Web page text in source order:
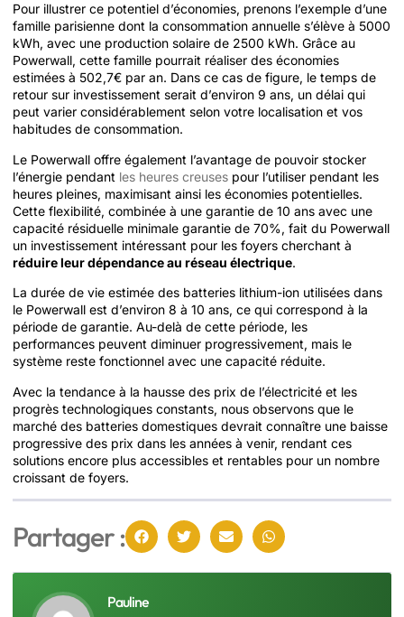
Pour illustrer ce potentiel d’économies, prenons l’exemple d’une
famille parisienne dont la consommation annuelle s’élève à 5000
kWh, avec une production solaire de 2500 kWh. Grâce au
Powerwall, cette famille pourrait réaliser des économies
estimées à 502,7€ par an. Dans ce cas de figure, le temps de
retour sur investissement serait d’environ 9 ans, un délai qui
peut varier considérablement selon votre localisation et vos
habitudes de consommation.
Le Powerwall offre également l’avantage de pouvoir stocker
l’énergie pendant les heures creuses pour l’utiliser pendant les
heures pleines, maximisant ainsi les économies potentielles.
Cette flexibilité, combinée à une garantie de 10 ans avec une
capacité résiduelle minimale garantie de 70%, fait du Powerwall
un investissement intéressant pour les foyers cherchant à
réduire leur dépendance au réseau électrique.
La durée de vie estimée des batteries lithium-ion utilisées dans
le Powerwall est d’environ 8 à 10 ans, ce qui correspond à la
période de garantie. Au-delà de cette période, les
performances peuvent diminuer progressivement, mais le
système reste fonctionnel avec une capacité réduite.
Avec la tendance à la hausse des prix de l’électricité et les
progrès technologiques constants, nous observons que le
marché des batteries domestiques devrait connaître une baisse
progressive des prix dans les années à venir, rendant ces
solutions encore plus accessibles et rentables pour un nombre
croissant de foyers.
Partager :
Pauline